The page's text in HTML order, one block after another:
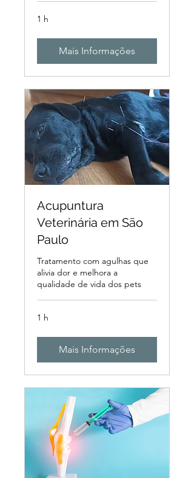
1 h
Mais Informações
Acupuntura
Veterinária em São
Paulo
Tratamento com agulhas que
alivia dor e melhora a
qualidade de vida dos pets
1 h
Mais Informações